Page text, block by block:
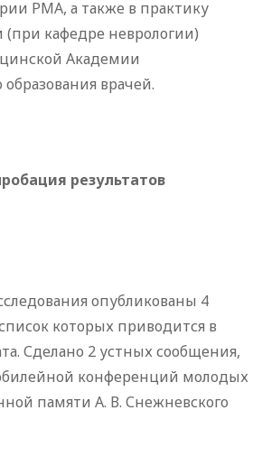
РМА, а также в практику
(при кафедре неврологии)
Академии
врачей.
результатов
опубликованы 4
которых приводится в
Сделано 2 устных сообщения,
конференций молодых
памяти А. В. Снежневского